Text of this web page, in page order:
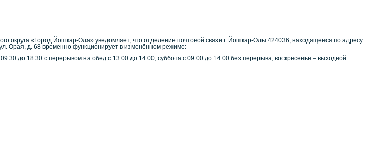
округа «Город Йошкар-Ола» уведомляет, что отделение почтовой связи г. Йошкар-Олы 424036, находящееся по адресу:
Орая, д. 68 временно функционирует в изменённом режиме:
до 18:30 с перерывом на обед с 13:00 до 14:00, суббота с 09:00 до 14:00 без перерыва, воскресенье – выходной.